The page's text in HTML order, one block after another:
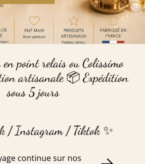
point relais ou Colissimo
artisanale 📦 Expédition
sous 5 jours
/ Instagram / Tiktok ✨
continue sur nos